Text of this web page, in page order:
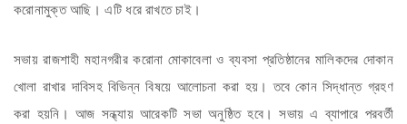
করোনামুক্ত আছি। এটি ধরে রাখতে চাই।
সভায় রাজশাহী মহানগরীর করোনা মোকাবেলা ও ব্যবসা প্রতিষ্ঠানের মালিকদের দোকান
খোলা রাখার দাবিসহ বিভিন্ন বিষয়ে আলোচনা করা হয়। তবে কোন সিদ্ধান্ত গ্রহণ
করা হয়নি। আজ সন্ধ্যায় আরেকটি সভা অনুষ্ঠিত হবে। সভায় এ ব্যাপারে পরবর্তী